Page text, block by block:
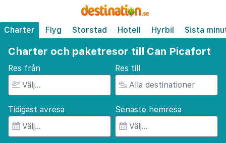
Charter Flyg Storstad Hotell Hyrbil Sista
Charter och paketresor till Can Picafort
Res från Res till
Tidigast avresa Senaste hemresa